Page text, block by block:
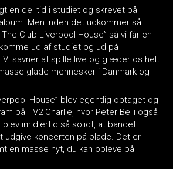
en del tid i studiet og skrevet på
Men inden det udkommer så
Club Liverpool House” så vi får en
ud af studiet og ud på
savner at spille live og glæder os helt
glade mennesker i Danmark og
House” blev egentlig optaget og
på TV2 Charlie, hvor Peter Belli også
imidlertid så solidt, at bandet
udgive koncerten på plade. Det er
en masse nyt, du kan opleve på